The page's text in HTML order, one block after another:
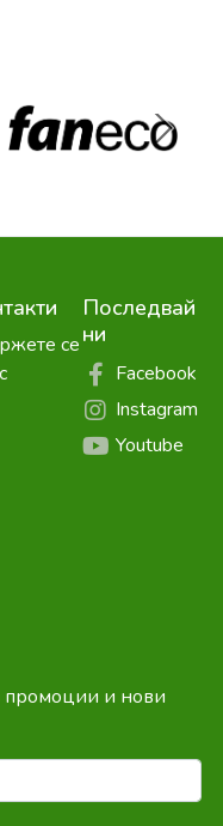
се
Последвай
ни
Facebook
Instagram
Youtube
промоции и нови